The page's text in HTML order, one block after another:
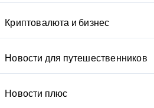
Криптовалюта и бизнес
Новости для путешественников
Новости плюс